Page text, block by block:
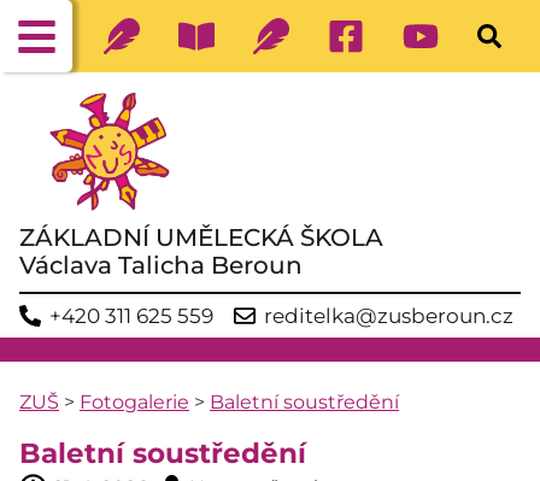
ZÁKLADNÍ UMĚLECKÁ ŠKOLA
Václava Talicha Beroun
+420 311 625 559 reditelka@zusberoun.cz
ZUŠ > Fotogalerie > Baletní soustředění
Baletní soustředění